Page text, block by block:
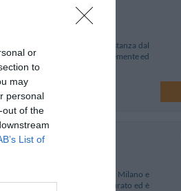
or
to
may
personal
out of the
List of
storico di Milano, a breve distanza dal
è stata ristrutturata recentemente ed
collegata al centro cittadino di Milano e
completamente ristrutturato ed è